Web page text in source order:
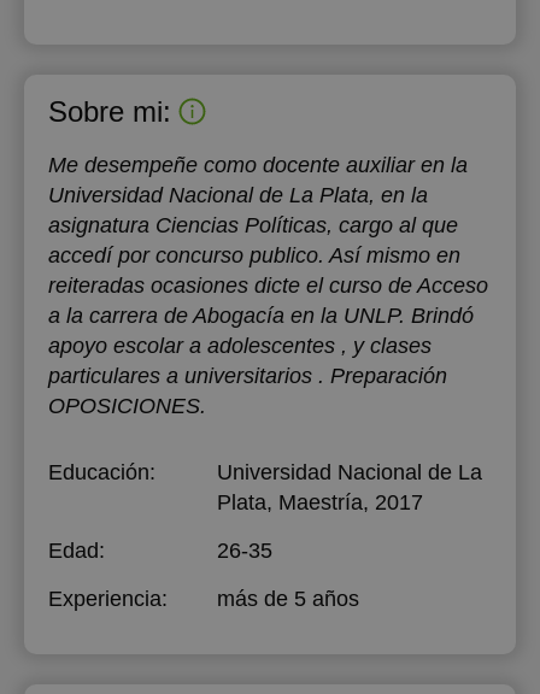
Sobre mi:
Me desempeñe como docente auxiliar en la
Universidad Nacional de La Plata, en la
asignatura Ciencias Políticas, cargo al que
accedí por concurso publico. Así mismo en
reiteradas ocasiones dicte el curso de Acceso
a la carrera de Abogacía en la UNLP. Brindó
apoyo escolar a adolescentes , y clases
particulares a universitarios . Preparación
OPOSICIONES.
Educación:
Universidad Nacional de La
Plata, Maestría, 2017
Edad:
26-35
Experiencia:
más de 5 años